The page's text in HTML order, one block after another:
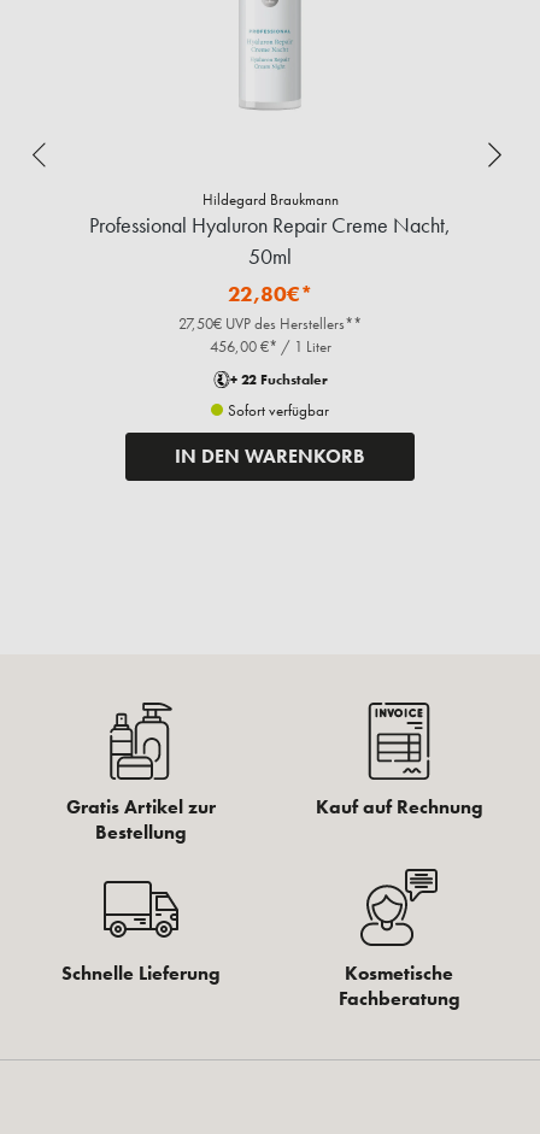
Hildegard Braukmann
Professional Hyaluron Repair Creme Nacht,
50ml
22,80€*
27,50€ UVP des Herstellers**
456,00 €* / 1 Liter
+ 22 Fuchstaler
Sofort verfügbar
IN DEN WARENKORB
Gratis Artikel zur
Bestellung
Kauf auf Rechnung
Schnelle Lieferung
Kosmetische
Fachberatung